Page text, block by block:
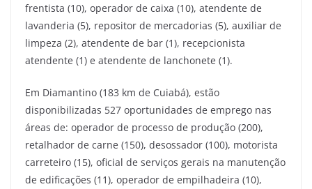
frentista (10), operador de caixa (10), atendente de
lavanderia (5), repositor de mercadorias (5), auxiliar de
limpeza (2), atendente de bar (1), recepcionista
atendente (1) e atendente de lanchonete (1).
Em Diamantino (183 km de Cuiabá), estão
disponibilizadas 527 oportunidades de emprego nas
áreas de: operador de processo de produção (200),
retalhador de carne (150), desossador (100), motorista
carreteiro (15), oficial de serviços gerais na manutenção
de edificações (11), operador de empilhadeira (10),